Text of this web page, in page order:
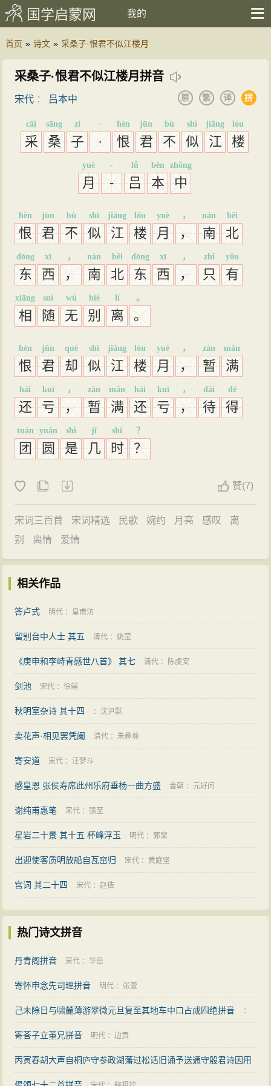
国学启蒙网 我的
首页 » 诗文 » 采桑子·恨君不似江楼月
采桑子·恨君不似江楼月拼音
宋代 ： 吕本中 拼
译
繁
原
采
cǎi
桑
sāng
子
zi
·
·
恨
hèn
君
jūn
不
bù
似
shì
江
jiāng
楼
lóu
月
yuè
-
-
吕
lǚ
本
běn
中
zhōng
恨
hèn
君
jūn
不
bù
似
shì
江
jiāng
楼
lóu
月
yuè
，
，
南
nán
北
běi
东
dōng
西
xī
，
，
南
nán
北
běi
东
dōng
西
xī
，
，
只
zhǐ
有
yǒu
相
xiāng
随
suí
无
wú
别
bié
离
lí
。
。
恨
hèn
君
jūn
却
què
似
shì
江
jiāng
楼
lóu
月
yuè
，
，
暂
zàn
满
mǎn
还
hái
亏
kuī
，
，
暂
zàn
满
mǎn
还
hái
亏
kuī
，
，
待
dài
得
dé
团
tuán
圆
yuán
是
shì
几
jǐ
时
shí
？
？
赞(7)
宋词三百首 宋词精选 民歌 婉约 月亮 感叹
离
别
离情 爱情
相关作品
答卢式 明代 ： 皇甫汸
留别台中人士 其五 清代 ：姚莹
《庚申和李峙青感世八首》 其七 清代 ： 陈虔安
剑池 宋代 ：徐辅
秋明室杂诗 其十四 ： 沈尹默
卖花声·相见罢凭阑 清代 ：朱彝尊
寄安道 宋代 ：汪梦斗
感皇恩 张侯寿席此州乐府垂杨一曲方盛 金朝 ： 元好问
谢纯甫惠笔 宋代 ：强至
星岩二十景 其十五 杯峰浮玉 明代 ：郭棐
出迎使客质明放船自瓦窋归 宋代 ：黄庭坚
宫词 其二十四 宋代 ：赵佶
热门诗文拼音
丹青阁拼音 宋代 ：华岳
寄怀申念先司理拼音 明代 ： 张萱
己未除日与啸麓薄游翠微元旦复至其地车中口占成四绝拼音 ：
黄浚
寄荅子立董兄拼音 明代 ：边贡
丙寅春胡大声自桐庐守参政湖藩过松话旧诵予送通守殷君诗因用